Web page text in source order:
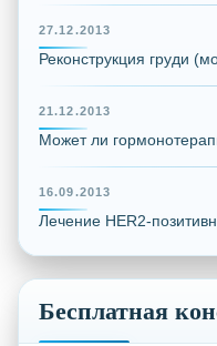
27.12.2013
Реконструкция груди
21.12.2013
Может ли
16.09.2013
Лечение HER2-
Бесплатная